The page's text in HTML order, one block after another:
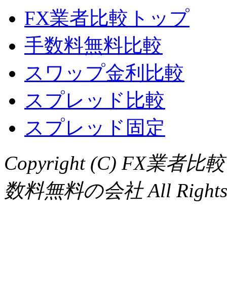
FX業者比較トップ
手数料無料比較
スワップ金利比較
スプレッド比較
スプレッド固定
Copyright (C) FX業者比
数料無料の会社 All Rights